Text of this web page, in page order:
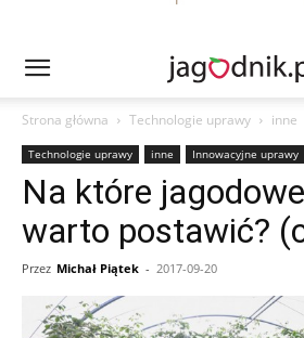
Strona główna Technologie uprawy inne
Technologie uprawy inne Innowacyjne uprawy
Na które
warto postawić?
Przez Michał Piątek - 2017-09-20